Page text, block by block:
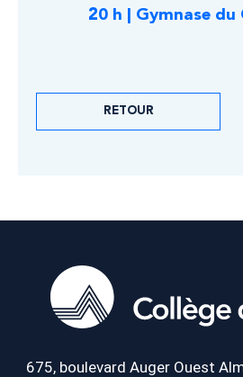
20 h | Gymnase du
RETOUR
675, boulevard Auger Ouest